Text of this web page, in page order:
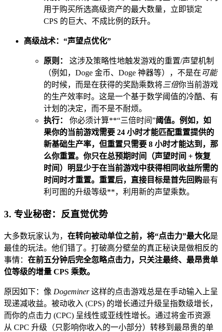
用于购买所选高级资产的最大数量，立即锁定
CPS 的巨大、不成比例的跃升。
高级战术：“声望点优化”
原则：
这涉及策略性地触发游戏的重置/声望机制
（例如，Doge 金币、Doge 神器等），不是在 可能
的时候，而是在获得的奖励乘数将三倍你当前游戏
的生产效率时。这是一个基于数学阈值的冷酷、有
计划的决定，而不是不耐烦。
执行：
你必须计算**“三倍时间”阈值。例如，如
果你的当前游戏需要 24 小时才能匹配重置提供的
新基础生产率，但重置只需要 8 小时才能达到，那
么你重置。你只在总预期时间（声望时间 + 恢复
时间）明显少于在当前游戏中获得相同收益所需的
时间时才重置。重置后，直接目标是首先回购最有
利可图的升级等级**，利用新的声望乘数。
3. 专业秘密：反直觉优势
大多数玩家认为， 在转向被动单位之前，将“点击力”最大化是
最佳的玩法。他们错了。打破高分壁垒的真正秘诀是做相反的
事情： 在前五分钟后完全忽略点击力，只关注最终、最昂贵单
位等级的增量 CPS 乘数。
原因如下：像 Dogeminer这样的点击游戏总是在手动输入上呈
现递减收益。被动收入 (CPS) 的增长通过升级呈指数级增长，
而你的点击力 (CPC) 呈线性或亚线性增长。通过将金币资源
从 CPC 升级（只影响你收入的一小部分）转移到最昂贵的单